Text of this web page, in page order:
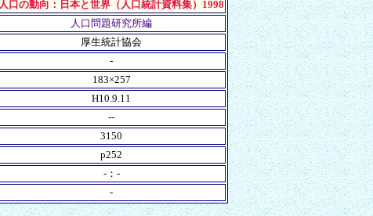
人口の動向：日本と世界（人口統計資料集）1998
人口問題研究所編
厚生統計協会
-
183×257
H10.9.11
--
3150
p252
-：-
-